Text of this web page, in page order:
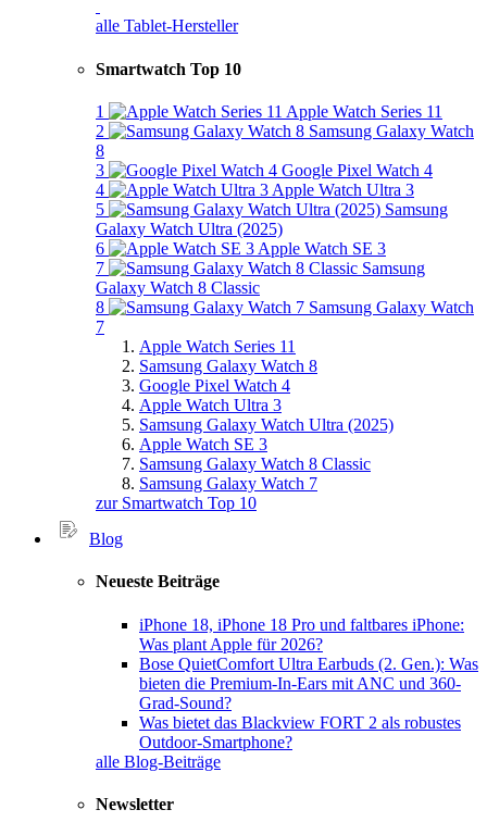
alle Tablet-Hersteller
Smartwatch Top 10
1
Apple Watch Series 11
2
Samsung Galaxy Watch
8
3
Google Pixel Watch 4
4
Apple Watch Ultra 3
5
Samsung
Galaxy Watch Ultra (2025)
6
Apple Watch SE 3
7
Samsung
Galaxy Watch 8 Classic
8
Samsung Galaxy Watch
7
Apple Watch Series 11
Samsung Galaxy Watch 8
Google Pixel Watch 4
Apple Watch Ultra 3
Samsung Galaxy Watch Ultra (2025)
Apple Watch SE 3
Samsung Galaxy Watch 8 Classic
Samsung Galaxy Watch 7
zur Smartwatch Top 10
Blog
Neueste Beiträge
iPhone 18, iPhone 18 Pro und faltbares iPhone:
Was plant Apple für 2026?
Bose QuietComfort Ultra Earbuds (2. Gen.): Was
bieten die Premium-In-Ears mit ANC und 360-
Grad-Sound?
Was bietet das Blackview FORT 2 als robustes
Outdoor-Smartphone?
alle Blog-Beiträge
Newsletter